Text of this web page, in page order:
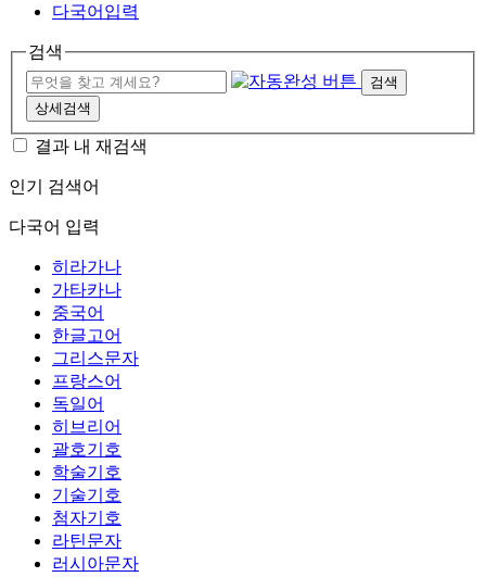
다국어입력
검색
검색
상세검색
결과 내 재검색
인기 검색어
다국어 입력
히라가나
가타카나
중국어
한글고어
그리스문자
프랑스어
독일어
히브리어
괄호기호
학술기호
기술기호
첨자기호
라틴문자
러시아문자